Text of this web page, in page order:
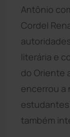
Antônio
Cordel
literária e
do Oriente
encerrou a
também